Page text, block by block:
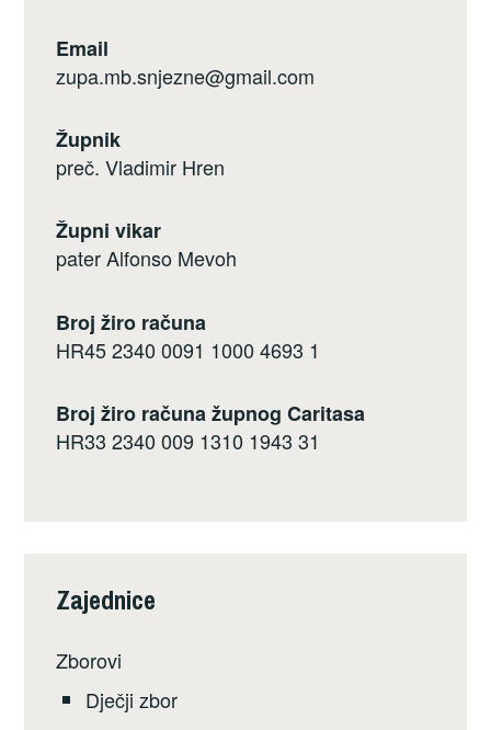
Email
zupa.mb.snjezne@gmail.com
Župnik
preč. Vladimir Hren
Župni vikar
pater Alfonso Mevoh
Broj žiro računa
HR45 2340 0091 1000 4693 1
Broj žiro računa župnog Caritasa
HR33 2340 009 1310 1943 31
Zajednice
Zborovi
Dječji zbor